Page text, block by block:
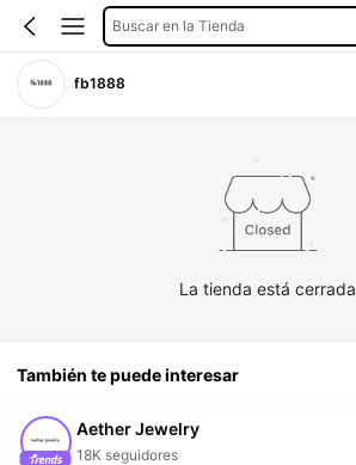
Buscar en la Tienda
fb1888
La tienda está cerrada
También te puede interesar
Aether Jewelry
20+ Nuevo